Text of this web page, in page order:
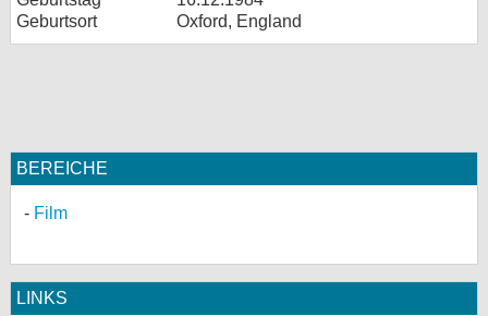
Geburtsort
Oxford, England
BEREICHE
Film
LINKS